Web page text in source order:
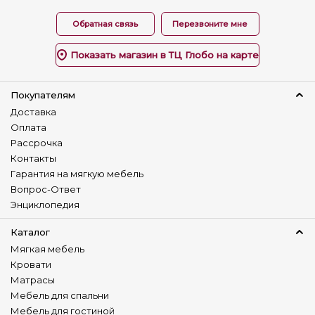
Наличие столика
Детский диван
Нет
Обратная связь Перезвоните мне
Показать магазин в ТЦ Глобо на карте
Покупателям
Доставка
Оплата
Рассрочка
Контакты
Гарантия на мягкую мебель
Вопрос-Ответ
Энциклопедия
Каталог
Мягкая мебель
Кровати
Матрасы
Мебель для спальни
Мебель для гостиной